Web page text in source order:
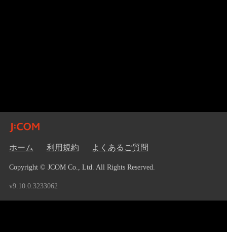
ホーム 利用規約 よくあるご質問
Copyright © JCOM Co., Ltd. All Rights Reserved.
v9.10.0.3233062